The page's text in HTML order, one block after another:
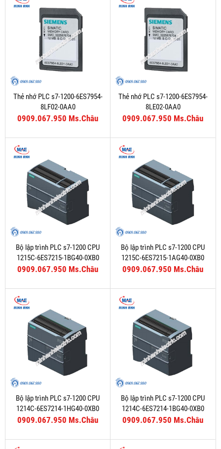
Thẻ nhớ PLC s7-1200-6ES7954-
8LF02-0AA0
0909.067.950 Ms.Châu
Thẻ nhớ PLC s7-1200-6ES7954-
8LE02-0AA0
0909.067.950 Ms.Châu
Bộ lập trình PLC s7-1200 CPU
1215C-6ES7215-1BG40-0XB0
0909.067.950 Ms.Châu
Bộ lập trình PLC s7-1200 CPU
1215C-6ES7215-1AG40-0XB0
0909.067.950 Ms.Châu
Bộ lập trình PLC s7-1200 CPU
1214C-6ES7214-1HG40-0XB0
0909.067.950 Ms.Châu
Bộ lập trình PLC s7-1200 CPU
1214C-6ES7214-1BG40-0XB0
0909.067.950 Ms.Châu